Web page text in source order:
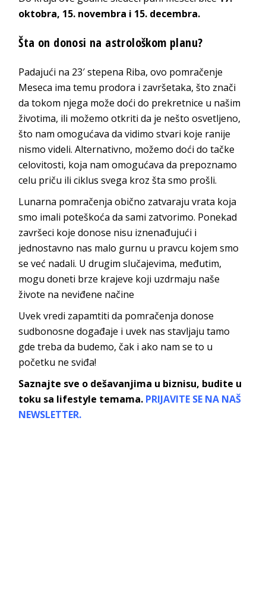
oktobra, 15. novembra i 15. decembra.
Šta on donosi na astrološkom planu?
Padajući na 23′ stepena Riba, ovo pomračenje
Meseca ima temu prodora i završetaka, što znači
da tokom njega može doći do prekretnice u našim
životima, ili možemo otkriti da je nešto osvetljeno,
što nam omogućava da vidimo stvari koje ranije
nismo videli. Alternativno, možemo doći do tačke
celovitosti, koja nam omogućava da prepoznamo
celu priču ili ciklus svega kroz šta smo prošli.
Lunarna pomračenja obično zatvaraju vrata koja
smo imali poteškoća da sami zatvorimo. Ponekad
završeci koje donose nisu iznenađujući i
jednostavno nas malo gurnu u pravcu kojem smo
se već nadali. U drugim slučajevima, međutim,
mogu doneti brze krajeve koji uzdrmaju naše
živote na neviđene načine
Uvek vredi zapamtiti da pomračenja donose
sudbonosne događaje i uvek nas stavljaju tamo
gde treba da budemo, čak i ako nam se to u
početku ne sviđa!
Saznajte sve o dešavanjima u biznisu, budite u
toku sa lifestyle temama. PRIJAVITE SE NA NAŠ
NEWSLETTER.